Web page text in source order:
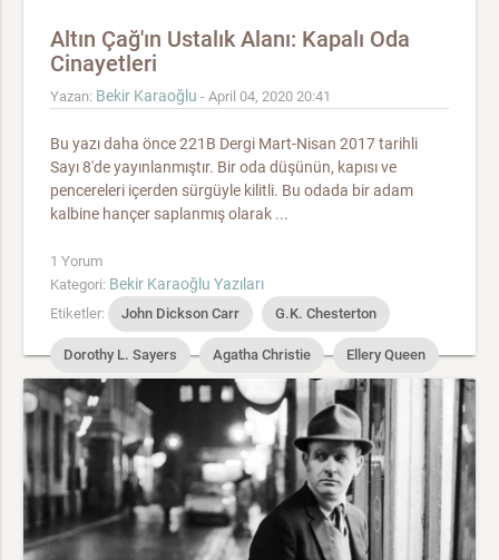
Altın Çağ'ın Ustalık Alanı: Kapalı Oda
Cinayetleri
Yazan: Bekir Karaoğlu - April 04, 2020 20:41
Bu yazı daha önce 221B Dergi Mart-Nisan 2017 tarihli
Sayı 8'de yayınlanmıştır. Bir oda düşünün, kapısı ve
pencereleri içerden sürgüyle kilitli. Bu odada bir adam
kalbine hançer saplanmış olarak ...
1 Yorum
Kategori: Bekir Karaoğlu Yazıları
Etiketler: John Dickson Carr G.K. Chesterton
Dorothy L. Sayers Agatha Christie Ellery Queen